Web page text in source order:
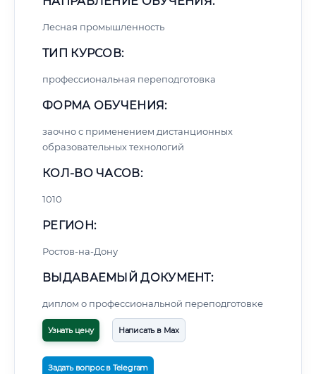
Лесная промышленность
ТИП КУРСОВ:
профессиональная переподготовка
ФОРМА ОБУЧЕНИЯ:
заочно с применением дистанционных
образовательных технологий
КОЛ-ВО ЧАСОВ:
1010
РЕГИОН:
Ростов-на-Дону
ВЫДАВАЕМЫЙ ДОКУМЕНТ:
диплом о профессиональной переподготовке
Узнать цену Написать в Max
Задать вопрос в Telegram